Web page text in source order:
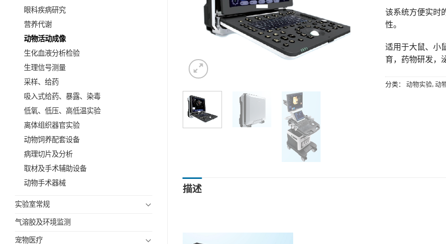
眼科疾病研究
营养代谢
动物活动成像
生化血液分析检验
生理信号测量
采样、给药
吸入式给药、暴露、染毒
低氧、低压、高低温实验
离体组织器官实验
动物饲养配套设备
病理切片及分析
取材及手术辅助设备
动物手术器械
实验室常规
气溶胶及环境监测
宠物医疗
该系统方便实时
性。
适用于大鼠、小
育，药物研发，
分类：动物实验,动
描述